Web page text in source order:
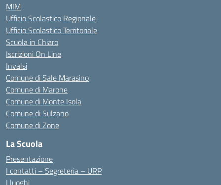
MIM
Ufficio Scolastico Regionale
Ufficio Scolastico Territoriale
Scuola in Chiaro
Iscrizioni On Line
Invalsi
Comune di Sale Marasino
Comune di Marone
Comune di Monte Isola
Comune di Sulzano
Comune di Zone
La Scuola
Presentazione
I contatti – Segreteria – URP
I luoghi